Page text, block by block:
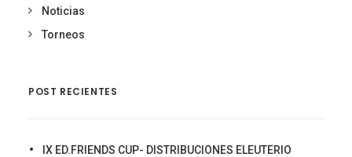
Noticias
Torneos
POST RECIENTES
IX ED.FRIENDS CUP- DISTRIBUCIONES ELEUTERIO